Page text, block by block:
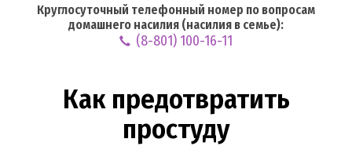
Круглосуточный телефонный номер по вопросам
домашнего насилия (насилия в семье):
(8-801) 100-16-11
Как предотвратить
простуду